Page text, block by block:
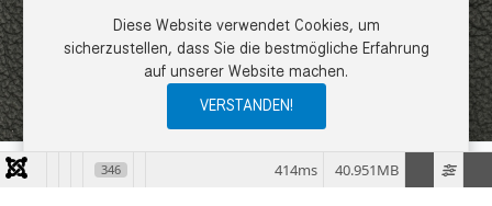
My Wishlist Compare
Datenschutzerklärung
COPYRIGHT © 2026 EMME LEDER GMBH. ALLE RECHTE VORBEHALTEN.
Diese Website verwendet Cookies, um
sicherzustellen, dass Sie die bestmögliche Erfahrung
auf unserer Website machen.
VERSTANDEN!
346 40.951MB
414ms